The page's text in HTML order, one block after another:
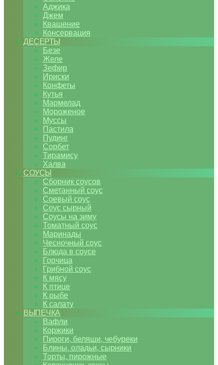
Аджика
Джем
Квашение
Консервация
ДЕСЕРТЫ
Безе
Желе
Зефир
Ириски
Конфеты
Кутья
Мармелад
Мороженое
Муссы
Пастила
Пудинг
Сорбет
Тирамису
Халва
СОУСЫ
Сборник соусов
Сметанный соус
Соевый соус
Соус сырный
Соусы на зиму
Томатный соус
Маринады
Чесночный соус
Блюда в соусе
Горчица
Грибной соус
К мясу
К птице
К рыбе
К салату
ВЫПЕЧКА
Вафли
Коржики
Пироги, беляши, чебуреки
Блины, оладьи, сырники
Торты, пирожные